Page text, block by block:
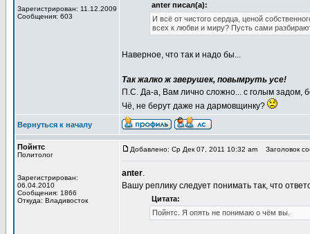
Зарегистрирован: 11.12.2009
Сообщения: 603
anter писал(а):
И всё от чистого сердца, ценой
всех к любви и миру? Пусть сами
Наверное, что так и надо бы...
Так жалко ж зверушек, повымруть усе!
П.С. Да-а, Вам лично сложно... с голым задом,
Чё, не берут даже на дармовщинку?
Вернуться к началу
Пойнтс
Политолог
Зарегистрирован:
06.04.2010
Сообщения: 1866
Откуда: Владивосток
Добавлено: Ср Дек 07, 2011 10:32 am Заголовок
anter.
Вашу реплику следует понимать так, что
Цитата:
Пойнтс. Я опять не понимаю о чём вы.